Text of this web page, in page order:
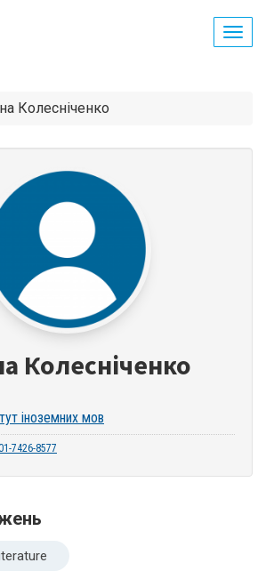
Колесніченко
Колесніченко
іноземних мов
7426-8577